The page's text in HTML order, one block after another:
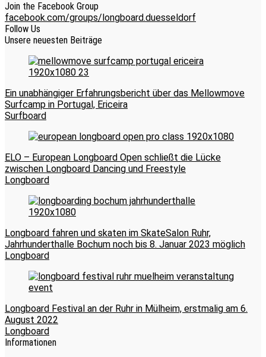
Join the Facebook Group
facebook.com/groups/longboard.duesseldorf
Follow Us
Unsere neuesten Beiträge
Ein unabhängiger Erfahrungsbericht über das Mellowmove
Surfcamp in Portugal, Ericeira
Surfboard
ELO – European Longboard Open schließt die Lücke
zwischen Longboard Dancing und Freestyle
Longboard
Longboard fahren und skaten im SkateSalon Ruhr,
Jahrhunderthalle Bochum noch bis 8. Januar 2023 möglich
Longboard
Longboard Festival an der Ruhr in Mülheim, erstmalig am 6.
August 2022
Longboard
Informationen